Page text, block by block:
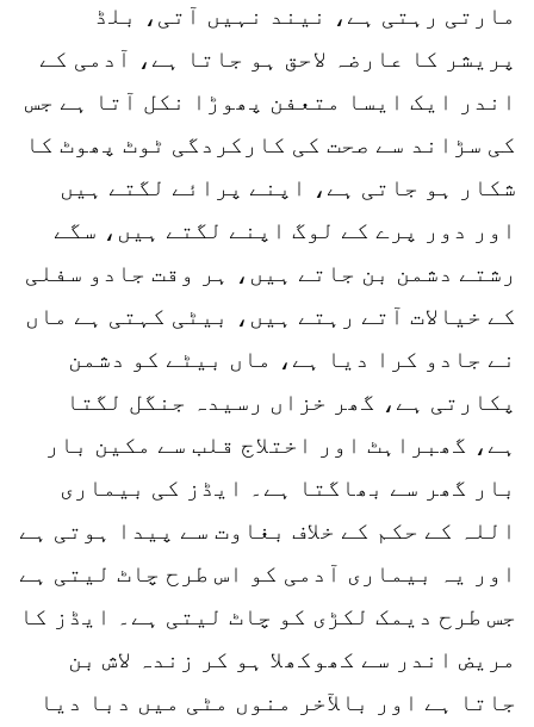
مارتی رہتی ہے، نیند نہیں آتی، بلڈ
پریشر کا عارضہ لاحق ہو جاتا ہے، آدمی کے
اندر ایک ایسا متعفن پھوڑا نکل آتا ہے جس
کی سڑاند سے صحت کی کارکردگی ٹوٹ پھوٹ کا
شکار ہو جاتی ہے، اپنے پرائے لگتے ہیں
اور دور پرے کے لوگ اپنے لگتے ہیں، سگے
رشتے دشمن بن جاتے ہیں، ہر وقت جادو سفلی
کے خیالات آتے رہتے ہیں، بیٹی کہتی ہے ماں
نے جادو کرا دیا ہے، ماں بیٹے کو دشمن
پکارتی ہے، گھر خزاں رسیدہ جنگل لگتا
ہے، گھبراہٹ اور اختلاج قلب سے مکین بار
بار گھر سے بھاگتا ہے۔ ایڈز کی بیماری
اللہ کے حکم کے خلاف بغاوت سے پیدا ہوتی ہے
اور یہ بیماری آدمی کو اس طرح چاٹ لیتی ہے
جس طرح دیمک لکڑی کو چاٹ لیتی ہے۔ ایڈز کا
مریض اندر سے کھوکھلا ہو کر زندہ لاش بن
جاتا ہے اور بالآخر منوں مٹی میں دبا دیا